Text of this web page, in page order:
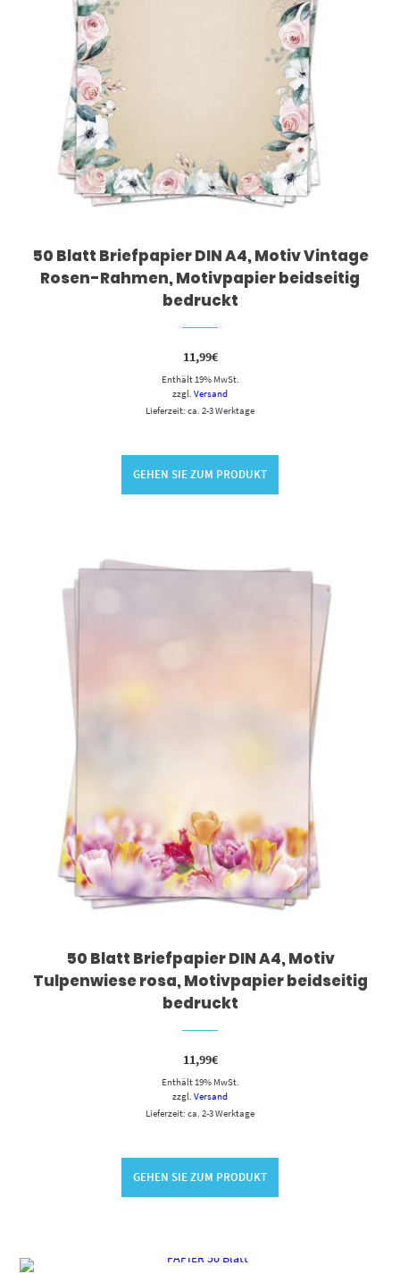
50 Blatt Briefpapier DIN A4, Motiv Vintage
Rosen-Rahmen, Motivpapier beidseitig
bedruckt
11,99€
Enthält 19% MwSt.
zzgl. Versand
Lieferzeit: ca. 2-3 Werktage
GEHEN SIE ZUM PRODUKT
50 Blatt Briefpapier DIN A4, Motiv
Tulpenwiese rosa, Motivpapier beidseitig
bedruckt
11,99€
Enthält 19% MwSt.
zzgl. Versand
Lieferzeit: ca. 2-3 Werktage
GEHEN SIE ZUM PRODUKT